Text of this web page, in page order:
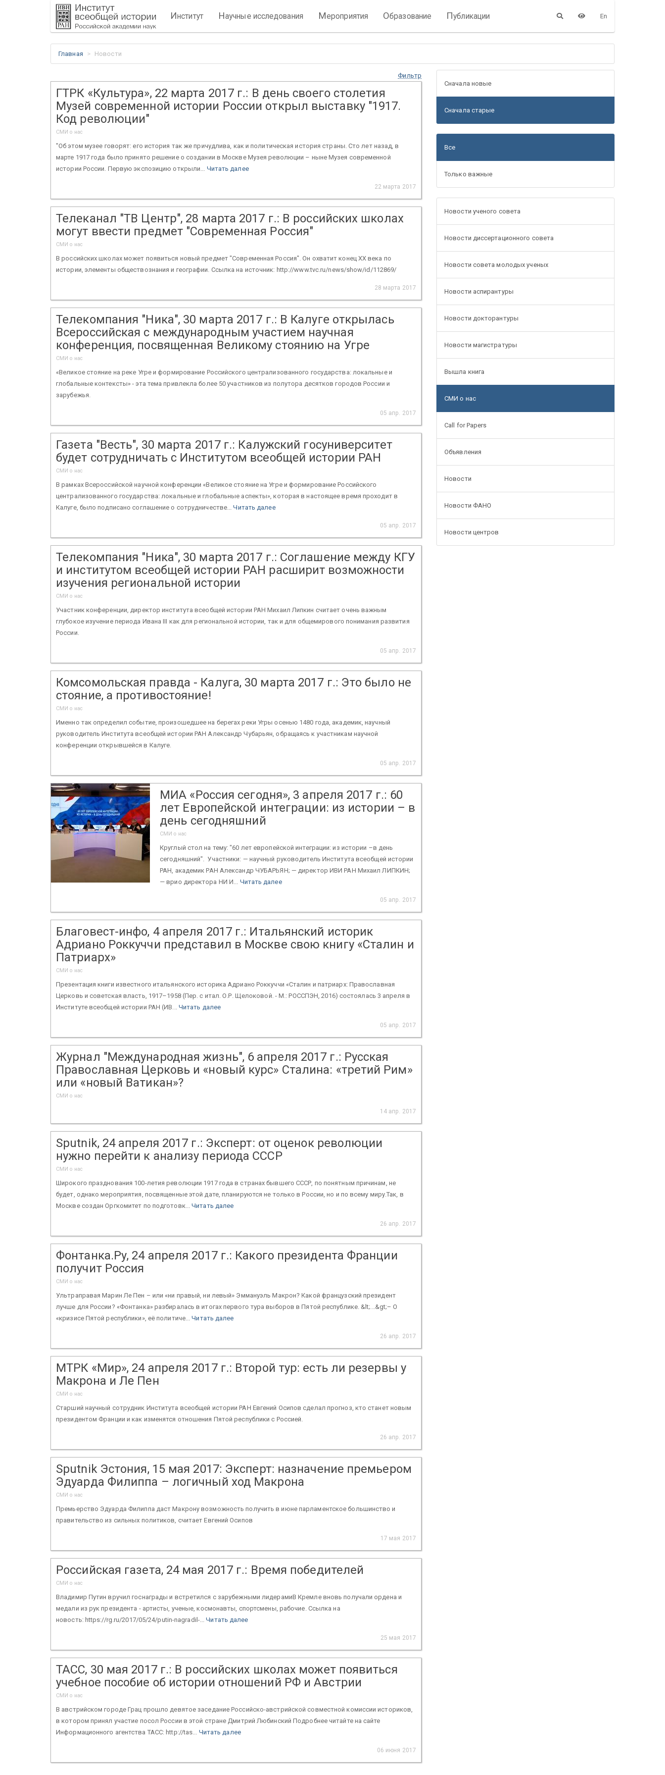
Институт Научные исследования Мероприятия Образование Публикации En
Главная Новости
Фильтр
ГТРК «Культура», 22 марта 2017 г.: В день своего столетия
Музей современной истории России открыл выставку "1917.
Код революции"
СМИ о нас
"Об этом музее говорят: его история так же причудлива, как и политическая история страны. Сто лет назад, в
марте 1917 года было принято решение о создании в Москве Музея революции – ныне Музея современной
истории России. Первую экспозицию открыли... Читать далее
22 марта 2017
Телеканал "ТВ Центр", 28 марта 2017 г.: В российских школах
могут ввести предмет "Современная Россия"
СМИ о нас
В российских школах может появиться новый предмет "Современная Россия". Он охватит конец XX века по
истории, элементы обществознания и географии. Ссылка на источник: http://www.tvc.ru/news/show/id/112869/
28 марта 2017
Телекомпания "Ника", 30 марта 2017 г.: В Калуге открылась
Всероссийская с международным участием научная
конференция, посвященная Великому стоянию на Угре
СМИ о нас
«Великое стояние на реке Угре и формирование Российского централизованного государства: локальные и
глобальные контексты» - эта тема привлекла более 50 участников из полутора десятков городов России и
зарубежья.
05 апр. 2017
Газета "Весть", 30 марта 2017 г.: Калужский госуниверситет
будет сотрудничать с Институтом всеобщей истории РАН
СМИ о нас
В рамках Всероссийской научной конференции «Великое стояние на Угре и формирование Российского
централизованного государства: локальные и глобальные аспекты», которая в настоящее время проходит в
Калуге, было подписано соглашение о сотрудничестве...Читать далее
05 апр. 2017
Телекомпания "Ника", 30 марта 2017 г.: Соглашение между КГУ
и институтом всеобщей истории РАН расширит возможности
изучения региональной истории
СМИ о нас
Участник конференции, директор института всеобщей истории РАН Михаил Липкин считает очень важным
глубокое изучение периода Ивана III как для региональной истории, так и для общемирового понимания развития
России.
05 апр. 2017
Комсомольская правда - Калуга, 30 марта 2017 г.: Это было не
стояние, а противостояние!
СМИ о нас
Именно так определил событие, произошедшее на берегах реки Угры осенью 1480 года, академик, научный
руководитель Института всеобщей истории РАН Александр Чубарьян, обращаясь к участникам научной
конференции открывшейся в Калуге.
05 апр. 2017
МИА «Россия сегодня», 3 апреля 2017 г.: 60
лет Европейской интеграции: из истории – в
день сегодняшний
СМИ о нас
Круглый стол на тему: "60 лет европейской интеграции: из истории –в день
сегодняшний". Участники: — научный руководитель Института всеобщей истории
РАН, академик РАН Александр ЧУБАРЬЯН; — директор ИВИ РАН Михаил ЛИПКИН;
— врио директора НИ И... Читать далее
05 апр. 2017
Благовест-инфо, 4 апреля 2017 г.: Итальянский историк
Адриано Роккуччи представил в Москве свою книгу «Сталин и
Патриарх»
СМИ о нас
Презентация книги известного итальянского историка Адриано Роккуччи «Сталин и патриарх: Православная
Церковь и советская власть, 1917–1958 (Пер. с итал. О.Р. Щелоковой. - М.: РОССПЭН, 2016) состоялась 3 апреля в
Институте всеобщей истории РАН (ИВ... Читать далее
05 апр. 2017
Журнал "Международная жизнь", 6 апреля 2017 г.: Русская
Православная Церковь и «новый курс» Сталина: «третий Рим»
или «новый Ватикан»?
СМИ о нас
14 апр. 2017
Sputnik, 24 апреля 2017 г.: Эксперт: от оценок революции
нужно перейти к анализу периода СССР
СМИ о нас
Широкого празднования 100-летия революции 1917 года в странах бывшего СССР, по понятным причинам, не
будет, однако мероприятия, посвященные этой дате, планируются не только в России, но и по всему миру.Так, в
Москве создан Оргкомитет по подготовк...Читать далее
26 апр. 2017
Фонтанка.Ру, 24 апреля 2017 г.: Какого президента Франции
получит Россия
СМИ о нас
Ультраправая Марин Ле Пен – или «ни правый, ни левый» Эммануэль Макрон? Какой французский президент
лучше для России? «Фонтанка» разбиралась в итогах первого тура выборов в Пятой республике. &lt;...&gt;– О
«кризисе Пятой республики», её политиче...Читать далее
26 апр. 2017
МТРК «Мир», 24 апреля 2017 г.: Второй тур: есть ли резервы у
Макрона и Ле Пен
СМИ о нас
Старший научный сотрудник Института всеобщей истории РАН Евгений Осипов сделал прогноз, кто станет новым
президентом Франции и как изменятся отношения Пятой республики с Россией.
26 апр. 2017
Sputnik Эстония, 15 мая 2017: Эксперт: назначение премьером
Эдуарда Филиппа – логичный ход Макрона
СМИ о нас
Премьерство Эдуарда Филиппа даст Макрону возможность получить в июне парламентское большинство и
правительство из сильных политиков, считает Евгений Осипов
17 мая 2017
Российская газета, 24 мая 2017 г.: Время победителей
СМИ о нас
Владимир Путин вручил госнаграды и встретился с зарубежными лидерамиВ Кремле вновь получали ордена и
медали из рук президента - артисты, ученые, космонавты, спортсмены, рабочие. Ссылка на
новость: https://rg.ru/2017/05/24/putin-nagradil-...Читать далее
25 мая 2017
ТАСС, 30 мая 2017 г.: В российских школах может появиться
учебное пособие об истории отношений РФ и Австрии
СМИ о нас
В австрийском городе Грац прошло девятое заседание Российско-австрийской совместной комиссии историков,
в котором принял участие посол России в этой стране Дмитрий Любинский Подробнее читайте на сайте
Информационного агентства ТАСС: http://tas... Читать далее
06 июня 2017
Сначала новые
Сначала старые
Все
Только важные
Новости ученого совета
Новости диссертационного совета
Новости совета молодых ученых
Новости аспирантуры
Новости докторантуры
Новости магистратуры
Вышла книга
СМИ о нас
Call for Papers
Объявления
Новости
Новости ФАНО
Новости центров